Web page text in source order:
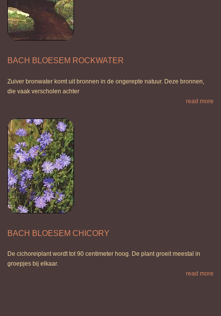
BACH BLOESEM ROCKWATER
Zuiver bronwater komt uit bronnen in de ongerepte natuur. Deze bronnen,
die vaak verscholen achter
read more
BACH BLOESEM CHICORY
De cichoreiplant wordt tot 90 centimeter hoog. De plant groeit meestal in
groepjes bij elkaar.
read more